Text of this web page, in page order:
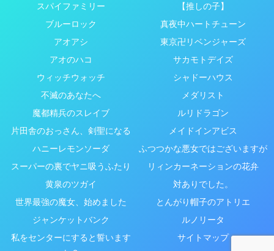
スパイファミリー
【推しの子】
ブルーロック
真夜中ハートチューン
アオアシ
東京卍リベンジャーズ
アオのハコ
サカモトデイズ
ウィッチウォッチ
シャドーハウス
不滅のあなたへ
メダリスト
魔都精兵のスレイブ
ルリドラゴン
片田舎のおっさん、剣聖になる
メイドインアビス
ハニーレモンソーダ
ふつつかな悪女ではございますが
スーパーの裏でヤニ吸うふたり
リィンカーネーションの花弁
黄泉のツガイ
対ありでした。
世界最強の魔女、始めました
とんがり帽子のアトリエ
ジャンケットバンク
ルノリータ
私をセンターにすると誓います
サイトマップ